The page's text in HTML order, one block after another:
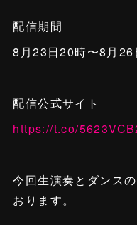
配信期間
8月23日20時〜8月
配信公式サイト
https://t.co/
今回生演奏とダンス
おります。